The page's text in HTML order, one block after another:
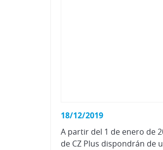
18/12/2019
A partir del 1 de enero de
de CZ Plus dispondrán de